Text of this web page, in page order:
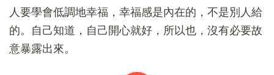
人要學會低調地幸福，幸福感是內在的，不是別人給
的。自己知道，自己開心就好，所以也，沒有必要故
意暴露出來。